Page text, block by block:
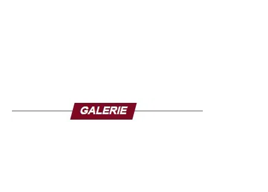
explique-t-il.